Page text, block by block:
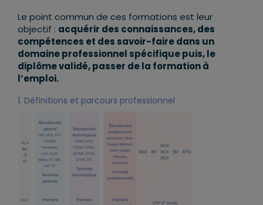
Le point commun de ces formations est leur
objectif : acquérir des connaissances, des
compétences et des savoir-faire dans un
domaine professionnel spécifique puis, le
diplôme validé, passer de la formation à
l’emploi.
1. Définitions et parcours professionnel